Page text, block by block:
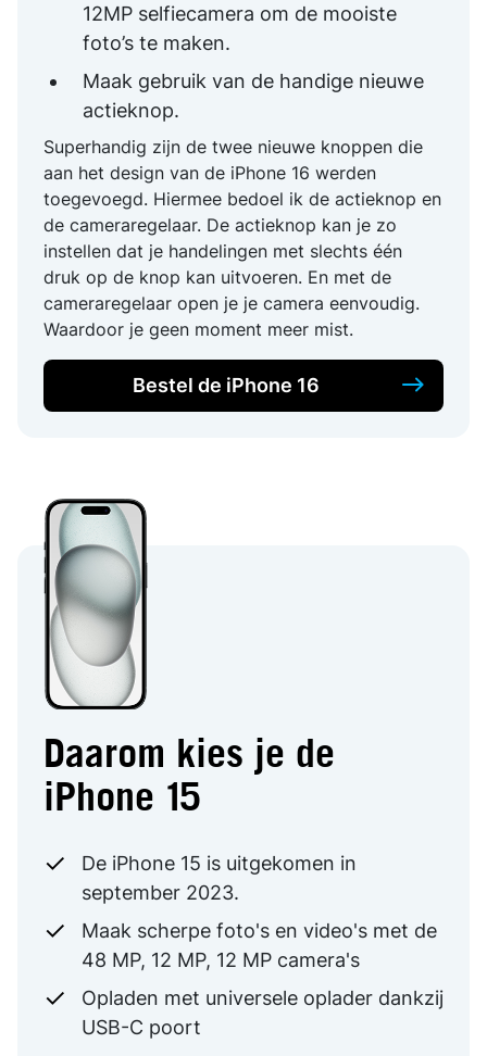
12MP selfiecamera om de mooiste
foto’s te maken.
Maak gebruik van de handige nieuwe
actieknop.
Superhandig zijn de twee nieuwe knoppen die
aan het design van de iPhone 16 werden
toegevoegd. Hiermee bedoel ik de actieknop en
de cameraregelaar. De actieknop kan je zo
instellen dat je handelingen met slechts één
druk op de knop kan uitvoeren. En met de
cameraregelaar open je je camera eenvoudig.
Waardoor je geen moment meer mist.
Bestel de iPhone 16
Daarom kies je de
iPhone 15
De iPhone 15 is uitgekomen in
september 2023.
Maak scherpe foto's en video's met de
48 MP, 12 MP, 12 MP camera's
Opladen met universele oplader dankzij
USB-C poort